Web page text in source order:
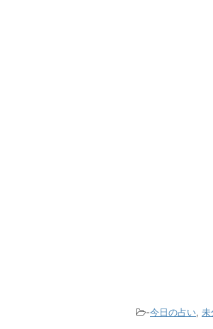
-今日の占い, 未